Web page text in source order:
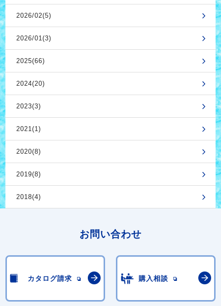
2026/02(5)
2026/01(3)
2025(66)
2024(20)
2023(3)
2021(1)
2020(8)
2019(8)
2018(4)
お問い合わせ
カタログ請求 購入相談